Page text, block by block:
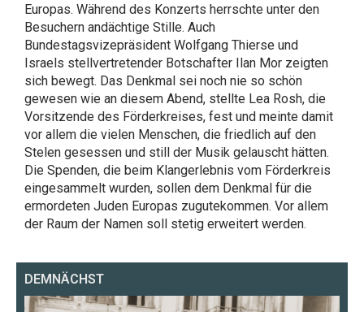
Europas. Während des Konzerts herrschte unter den
Besuchern andächtige Stille. Auch
Bundestagsvizepräsident Wolfgang Thierse und
Israels stellvertretender Botschafter Ilan Mor zeigten
sich bewegt. Das Denkmal sei noch nie so schön
gewesen wie an diesem Abend, stellte Lea Rosh, die
Vorsitzende des Förderkreises, fest und meinte damit
vor allem die vielen Menschen, die friedlich auf den
Stelen gesessen und still der Musik gelauscht hätten.
Die Spenden, die beim Klangerlebnis vom Förderkreis
eingesammelt wurden, sollen dem Denkmal für die
ermordeten Juden Europas zugutekommen. Vor allem
der Raum der Namen soll stetig erweitert werden.
DEMNÄCHST